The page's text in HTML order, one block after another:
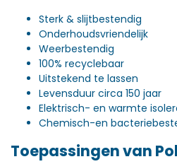
Sterk & slijtbestendig
Onderhoudsvriendelijk
Weerbestendig
100% recyclebaar
Uitstekend te lassen
Levensduur circa 150 jaar
Elektrisch- en warmte
Chemisch-en
Toepassingen van